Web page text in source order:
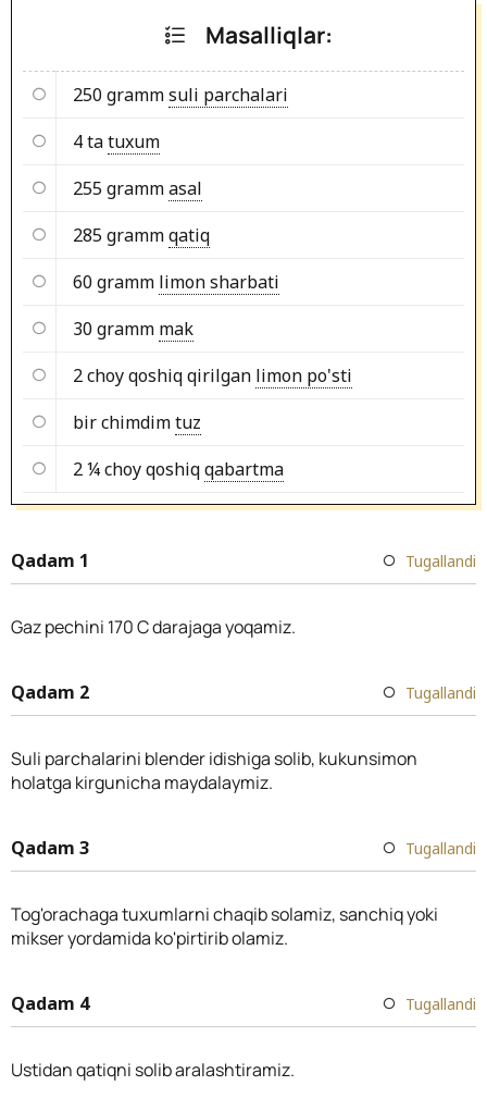
Masalliqlar:
250 grammsuli parchalari
4 tatuxum
255 grammasal
285 grammqatiq
60 gramm limon sharbati
30 gramm mak
2 choy qoshiq qirilgan limon po'sti
bir chimdimtuz
2 ¼ choy qoshiqqabartma
Qadam 1 Tugallandi
Gaz pechini 170 C darajaga yoqamiz.
Qadam 2 Tugallandi
Suli parchalarini blender idishiga solib, kukunsimon
holatga kirgunicha maydalaymiz.
Qadam 3 Tugallandi
Tog'orachaga tuxumlarni chaqib solamiz, sanchiq yoki
mikser yordamida ko'pirtirib olamiz.
Qadam 4 Tugallandi
Ustidan qatiqni solib aralashtiramiz.